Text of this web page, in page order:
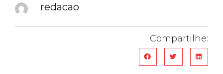
redacao
Compartilhe: